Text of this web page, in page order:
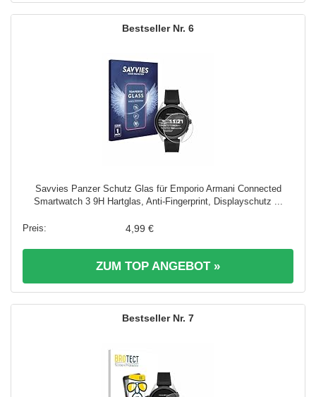
6
Savvies Panzer Schutz Glas für Emporio Armani Connected
Smartwatch 3 9H Hartglas, Anti-Fingerprint, Displayschutz ...
4,99 €
ZUM TOP ANGEBOT »
7